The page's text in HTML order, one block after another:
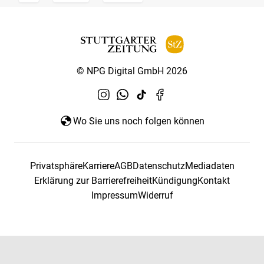
© NPG Digital GmbH 2026
Wo Sie uns noch folgen können
PrivatsphäreKarriereAGBDatenschutzMediadaten
Erklärung zur BarrierefreiheitKündigungKontakt
ImpressumWiderruf